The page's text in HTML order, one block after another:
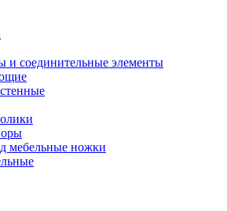
и соединительные элементы
мебельные ножки